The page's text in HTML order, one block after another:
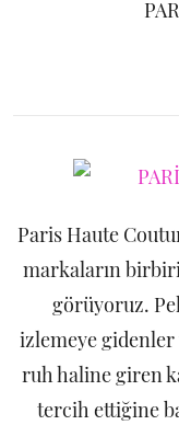
Paris Haute
markaların
görüyoruz.
izlemeye gidenler
ruh haline giren
tercih ettiğine